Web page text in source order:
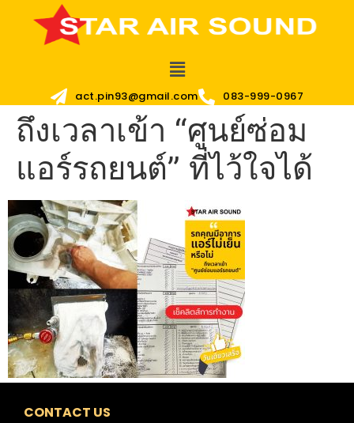
act.pin93@gmail.com 083-999-0967
ถึงเวลาเข้า “ศูนย์ซ่อม
แอร์รถยนต์” ที่ไว้ใจได้
CONTACT US